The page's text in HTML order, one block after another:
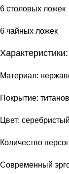
6 столовых ложек
6 чайных ложек
Характеристики:
Материал:
Покрытие:
Цвет:
Количество
Современный